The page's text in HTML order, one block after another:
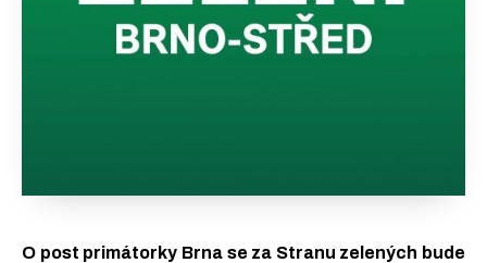
O post primátorky Brna se za Stranu zelených bude